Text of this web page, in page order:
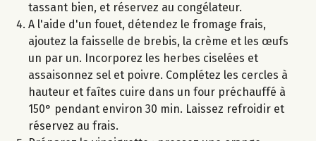
tassant bien, et réservez au congélateur.
A l'aide d'un fouet, détendez le fromage frais,
ajoutez la faisselle de brebis, la crème et les œufs
un par un. Incorporez les herbes ciselées et
assaisonnez sel et poivre. Complétez les cercles à
hauteur et faîtes cuire dans un four préchauffé à
150° pendant environ 30 min. Laissez refroidir et
réservez au frais.